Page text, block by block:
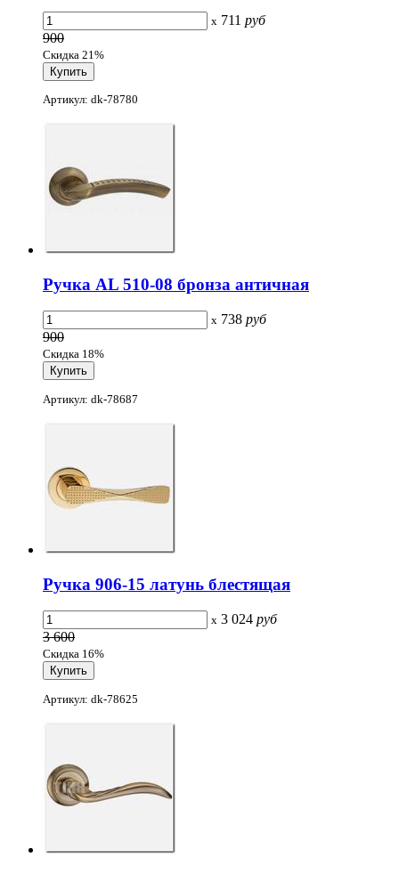
x 711 руб
900
Скидка 21%
Артикул: dk-78780
Ручка AL 510-08 бронза античная
x 738 руб
900
Скидка 18%
Артикул: dk-78687
Ручка 906-15 латунь блестящая
x 3 024 руб
3 600
Скидка 16%
Артикул: dk-78625